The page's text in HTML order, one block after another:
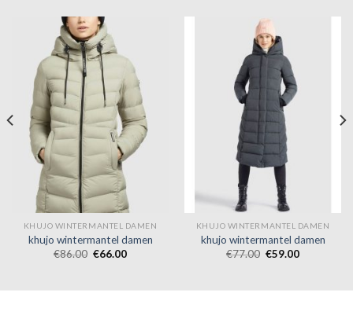
KHUJO WINTERMANTEL DAMEN
khujo wintermantel damen
€86.00 €66.00
KHUJO WINTERMANTEL DAMEN
khujo wintermantel damen
€77.00 €59.00